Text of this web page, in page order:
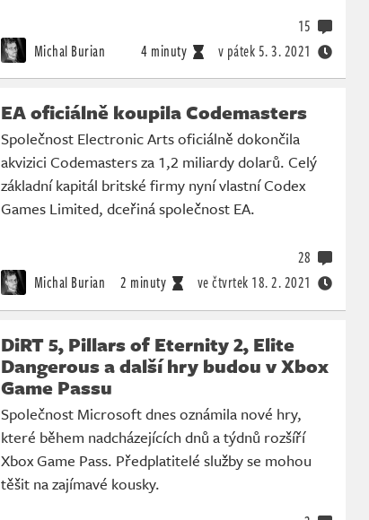
Michal Burian 4 minuty v pátek 5. 3. 2021
15
EA oficiálně koupila Codemasters
Společnost Electronic Arts oficiálně dokončila
akvizici Codemasters za 1,2 miliardy dolarů. Celý
základní kapitál britské firmy nyní vlastní Codex
Games Limited, dceřiná společnost EA.
Michal Burian 2 minuty ve čtvrtek 18. 2. 2021
28
DiRT 5, Pillars of Eternity 2, Elite
Dangerous a další hry budou v Xbox
Game Passu
Společnost Microsoft dnes oznámila nové hry,
které během nadcházejících dnů a týdnů rozšíří
Xbox Game Pass. Předplatitelé služby se mohou
těšit na zajímavé kousky.